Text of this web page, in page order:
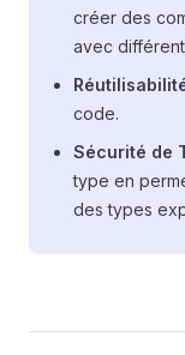
créer des
avec
code.
Sécurité de
type en
des types